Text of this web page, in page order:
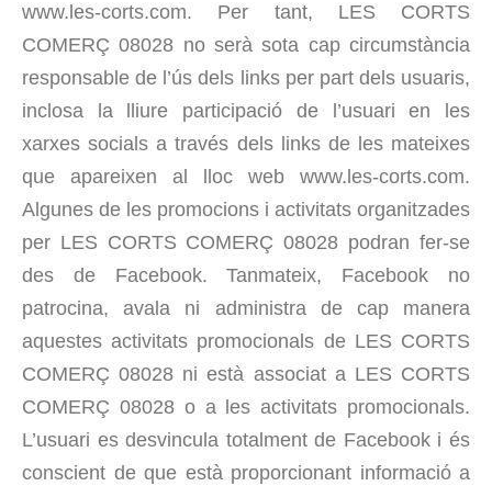
www.les-corts.com. Per tant, LES CORTS
COMERÇ 08028 no serà sota cap circumstància
responsable de l’ús dels links per part dels usuaris,
inclosa la lliure participació de l’usuari en les
xarxes socials a través dels links de les mateixes
que apareixen al lloc web www.les-corts.com.
Algunes de les promocions i activitats organitzades
per LES CORTS COMERÇ 08028 podran fer-se
des de Facebook. Tanmateix, Facebook no
patrocina, avala ni administra de cap manera
aquestes activitats promocionals de LES CORTS
COMERÇ 08028 ni està associat a LES CORTS
COMERÇ 08028 o a les activitats promocionals.
L’usuari es desvincula totalment de Facebook i és
conscient de que està proporcionant informació a